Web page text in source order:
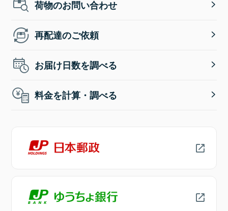
荷物のお問い合わせ
再配達のご依頼
お届け日数を調べる
料金を計算・調べる